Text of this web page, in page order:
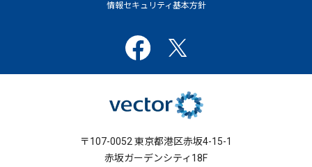
情報セキュリティ基本方針
〒107-0052 東京都港区赤坂4-15-1
赤坂ガーデンシティ18F